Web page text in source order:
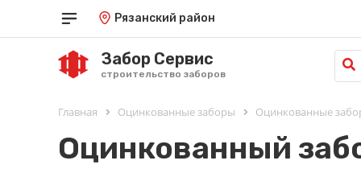
Рязанский район
Забор Сервис
строительство заборов
Главная Оцинкованные заборы Оцинкованные
Оцинкованный